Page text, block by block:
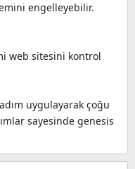
engelleyebilir.
web sitesini kontrol
uygulayarak çoğu
sayesinde genesis